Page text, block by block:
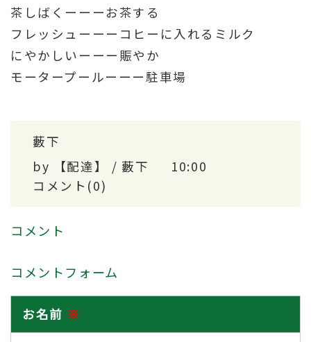
茶しばくーーーお茶する
フレッシューーーコヒーに入れるミルク
にやかしいーーー賑やか
モータープールーーー駐車場
藪下
by
【配達】 / 藪下
10:00
コメント(0)
コメント
コメントフォーム
お名前 ※